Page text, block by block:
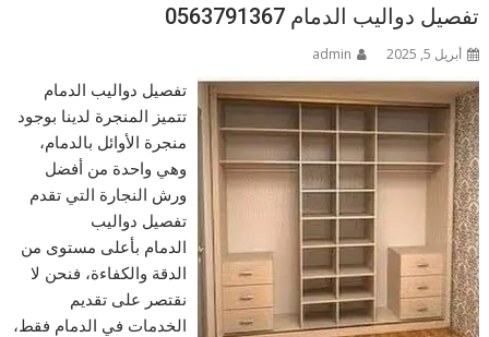
تفصيل دواليب الدمام 0563791367
أبريل 5, 2025 admin
تفصيل دواليب الدمام
تتميز المنجرة لدينا بوجود
منجرة الأوائل بالدمام،
وهي واحدة من أفضل
ورش النجارة التي تقدم
تفصيل دواليب
الدمام بأعلى مستوى من
الدقة والكفاءة، فنحن لا
نقتصر على تقديم
الخدمات في الدمام فقط،